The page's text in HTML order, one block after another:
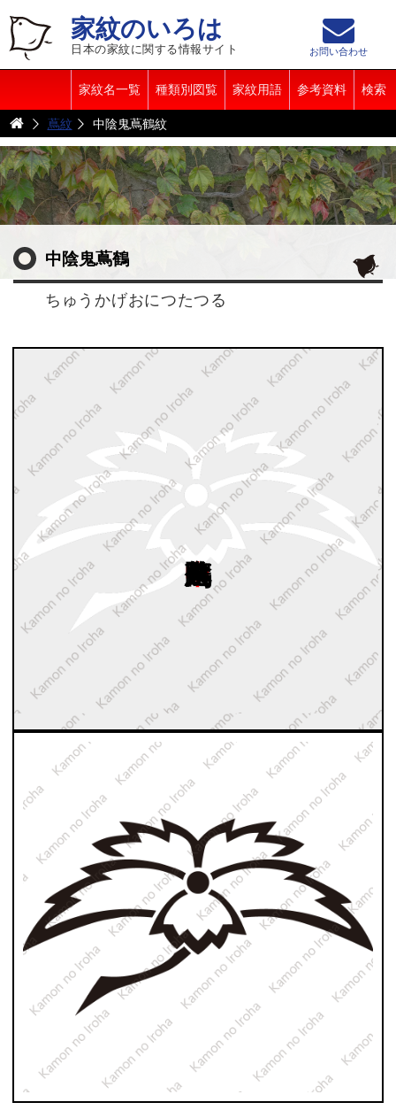
家紋のいろは
日本の家紋に関する情報サイト
家紋名一覧 種類別図覧 家紋用語 参考資料 検索
お問い合わせ
蔦紋 中陰鬼蔦鶴紋
中陰鬼蔦鶴
ちゅうかげおにつたつる